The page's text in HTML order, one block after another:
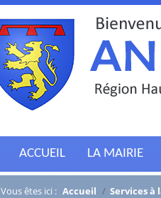
ACCUEIL LA MAIRIE
Vous êtes ici : Accueil / Services à